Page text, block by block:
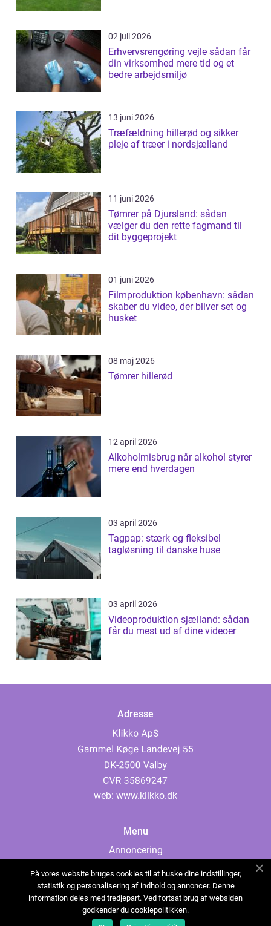
02 juli 2026
Erhvervsrengøring vejle sådan får
din virksomhed mere tid og et
bedre arbejdsmiljø
13 juni 2026
Træfældning hillerød og sikker
pleje af træer i nordsjælland
11 juni 2026
Tømrer på Djursland: sådan
vælger du den rette fagmand til
dit byggeprojekt
01 juni 2026
Filmproduktion københavn: sådan
skaber du video, der bliver set og
husket
08 maj 2026
Tømrer hillerød
12 april 2026
Alkoholmisbrug når alkohol styrer
mere end hverdagen
03 april 2026
Tagpap: stærk og fleksibel
tagløsning til danske huse
03 april 2026
Videoproduktion sjælland: sådan
får du mest ud af dine videoer
Adresse
web: www.klikko.dk
Menu
Annoncering
Cookies
Kontakt os
Sitemap
På vores website bruges cookies til at huske dine indstillinger,
statistik og personalisering af indhold og annoncer. Denne
information deles med tredjepart. Ved fortsat brug af websiden
godkender du cookiepolitikken.